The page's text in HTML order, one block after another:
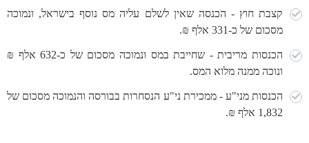
קצבת חוץ - הכנסה שאין לשלם עליה מס נוסף בישראל, ונמוכה
מסכום של כ-331 אלף ₪.
הכנסות מריבית - שחייבת במס ונמוכה מסכום של כ-632 אלף ₪
ונוכה ממנה מלוא המס.
הכנסות מני"ע - ממכירת ני"ע הנסחרות בבורסה והנמוכה מסכום של
1,832 אלף ₪.